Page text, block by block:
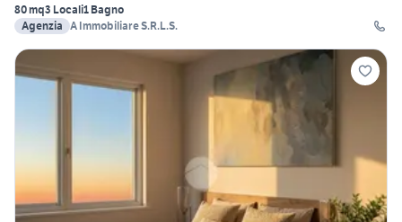
80 mq3 Locali1 Bagno
Agenzia A Immobiliare S.R.L.S.